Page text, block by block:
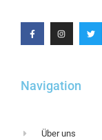
Navigation
Über uns